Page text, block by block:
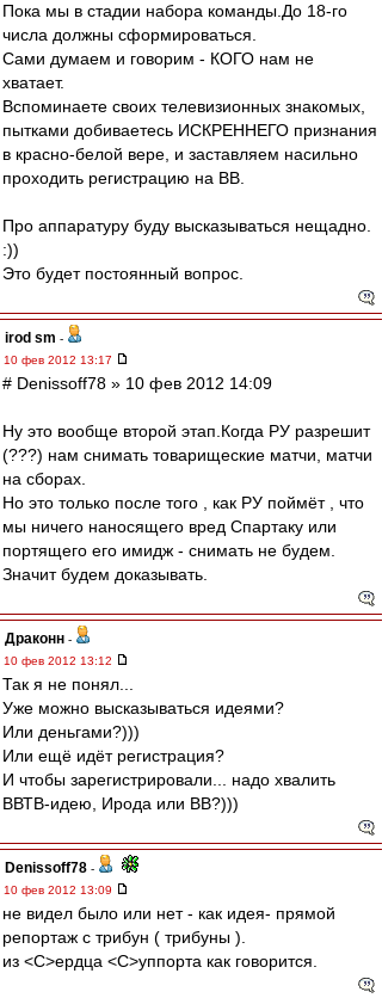
Пока мы в стадии набора команды.До 18-го
числа должны сформироваться.
Сами думаем и говорим - КОГО нам не
хватает.
Вспоминаете своих телевизионных знакомых,
пытками добиваетесь ИСКРЕННЕГО признания
в красно-белой вере, и заставляем насильно
проходить регистрацию на ВВ.
Про аппаратуру буду высказываться нещадно.
:))
Это будет постоянный вопрос.
irod sm -
10 фев 2012 13:17
# Denissoff78 » 10 фев 2012 14:09
Ну это вообще второй этап.Когда РУ разрешит
(???) нам снимать товарищеские матчи, матчи
на сборах.
Но это только после того , как РУ поймёт , что
мы ничего наносящего вред Спартаку или
портящего его имидж - снимать не будем.
Значит будем доказывать.
Драконн -
10 фев 2012 13:12
Так я не понял...
Уже можно высказываться идеями?
Или деньгами?)))
Или ещё идёт регистрация?
И чтобы зарегистрировали... надо хвалить
ВВТВ-идею, Ирода или ВВ?)))
Denissoff78 -
10 фев 2012 13:09
не видел было или нет - как идея- прямой
репортаж с трибун ( трибуны ).
из <C>ердца <C>уппорта как говорится.